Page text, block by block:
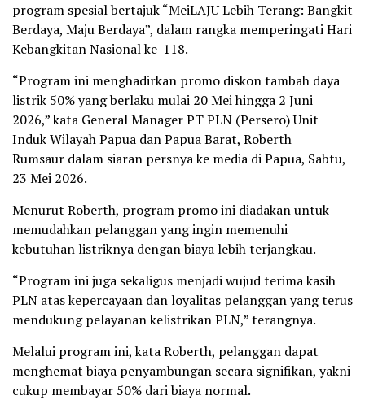
program spesial bertajuk “MeiLAJU Lebih Terang: Bangkit
Berdaya, Maju Berdaya”, dalam rangka memperingati Hari
Kebangkitan Nasional ke-118.
“Program ini menghadirkan promo diskon tambah daya
listrik 50% yang berlaku mulai 20 Mei hingga 2 Juni
2026,” kata General Manager PT PLN (Persero) Unit
Induk Wilayah Papua dan Papua Barat, Roberth
Rumsaur dalam siaran persnya ke media di Papua, Sabtu,
23 Mei 2026.
Menurut Roberth, program promo ini diadakan untuk
memudahkan pelanggan yang ingin memenuhi
kebutuhan listriknya dengan biaya lebih terjangkau.
“Program ini juga sekaligus menjadi wujud terima kasih
PLN atas kepercayaan dan loyalitas pelanggan yang terus
mendukung pelayanan kelistrikan PLN,” terangnya.
Melalui program ini, kata Roberth, pelanggan dapat
menghemat biaya penyambungan secara signifikan, yakni
cukup membayar 50% dari biaya normal.